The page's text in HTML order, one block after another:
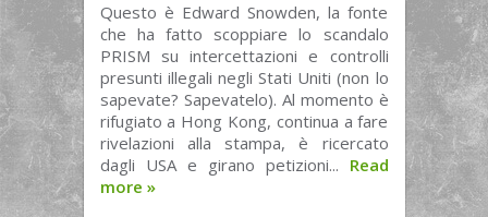
Questo è Edward Snowden, la fonte
che ha fatto scoppiare lo scandalo
PRISM su intercettazioni e controlli
presunti illegali negli Stati Uniti (non lo
sapevate? Sapevatelo). Al momento è
rifugiato a Hong Kong, continua a fare
rivelazioni alla stampa, è ricercato
dagli USA e girano petizioni... Read
more »